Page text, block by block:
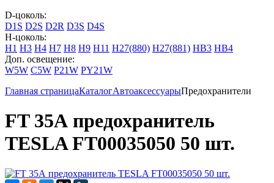
D-цоколь:
D1S D2S D2R D3S D4S
H-цоколь:
H1 H3 H4 H7 H8 H9 H11 H27(880) H27(881) HB3 HB4
Доп. освещение:
W5W C5W P21W PY21W
Главная страницаКаталогАвтоаксессуарыПредохранители
FT 35А предохранитель
TESLA FT00035050 50 шт.